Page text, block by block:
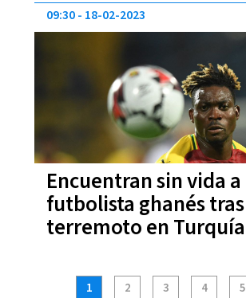
Encuentran sin vida a
futbolista ghanés tras
terremoto en Turquía
09:30 18-02-2023
1 2 3 4 5